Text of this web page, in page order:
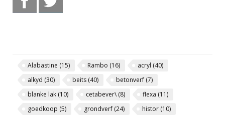
Alabastine (15) Rambo (16) acryl (40)
alkyd (30) beits (40) betonverf (7)
blanke lak (10) cetabever\(8) flexa (11)
goedkoop (5) grondverf (24) histor (10)